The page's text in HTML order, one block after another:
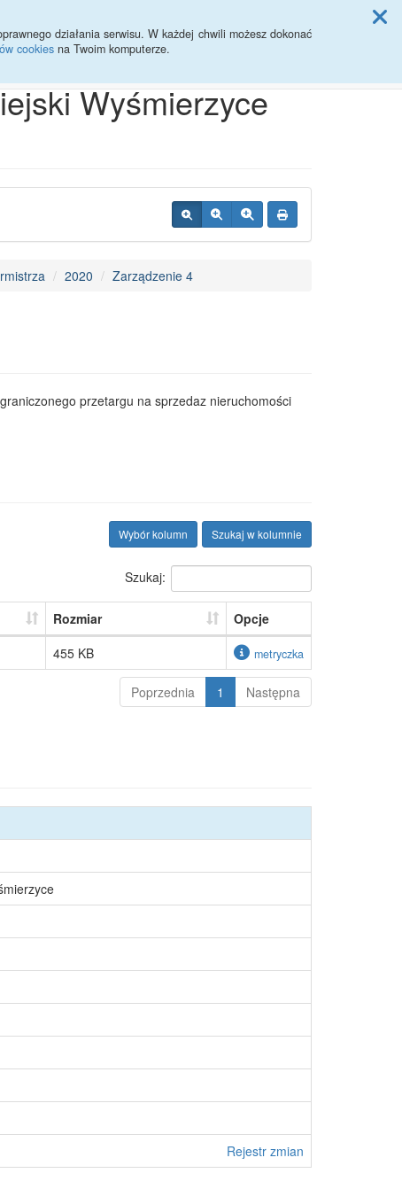
działania serwisu. W każdej chwili możesz dokonać
cookies na Twoim komputerze.
Przycisk wyszukaj duży
Wyśmierzyce
2020 Zarządzenie 4
przetargu na sprzedaz nieruchomości
Szukaj w kolumnie
Wybór kolumn
Szukaj:
Rozmiar
Opcje
455 KB metryczka
Poprzednia 1 Następna
Rejestr zmian